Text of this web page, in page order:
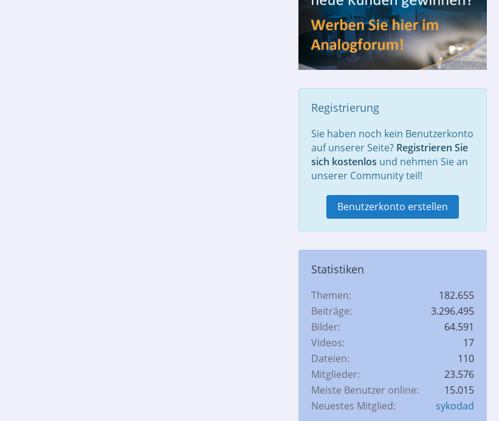
Registrierung
Sie haben noch kein Benutzerkonto
auf unserer Seite? Registrieren Sie
sich kostenlos und nehmen Sie an
unserer Community teil!
Benutzerkonto erstellen
Statistiken
Themen
182.655
Beiträge
3.296.495
Bilder
64.591
Videos
17
Dateien
110
Mitglieder
23.576
Meiste Benutzer online
15.015
Neuestes Mitglied
sykodad